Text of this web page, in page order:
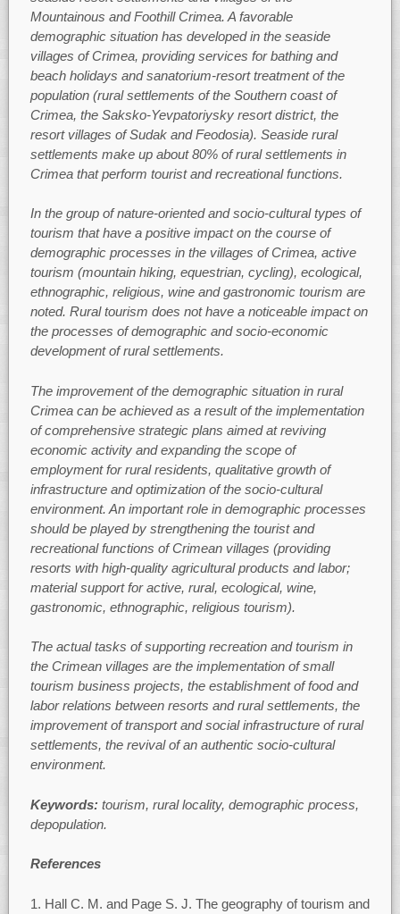
Mountainous and Foothill Crimea. A favorable
demographic situation has developed in the seaside
villages of Crimea, providing services for bathing and
beach holidays and sanatorium-resort treatment of the
population (rural settlements of the Southern coast of
Crimea, the Saksko-Yevpatoriysky resort district, the
resort villages of Sudak and Feodosia). Seaside rural
settlements make up about 80% of rural settlements in
Crimea that perform tourist and recreational functions.
In the group of nature-oriented and socio-cultural types of
tourism that have a positive impact on the course of
demographic processes in the villages of Crimea, active
tourism (mountain hiking, equestrian, cycling), ecological,
ethnographic, religious, wine and gastronomic tourism are
noted. Rural tourism does not have a noticeable impact on
the processes of demographic and socio-economic
development of rural settlements.
The improvement of the demographic situation in rural
Crimea can be achieved as a result of the implementation
of comprehensive strategic plans aimed at reviving
economic activity and expanding the scope of
employment for rural residents, qualitative growth of
infrastructure and optimization of the socio-cultural
environment. An important role in demographic processes
should be played by strengthening the tourist and
recreational functions of Crimean villages (providing
resorts with high-quality agricultural products and labor;
material support for active, rural, ecological, wine,
gastronomic, ethnographic, religious tourism).
The actual tasks of supporting recreation and tourism in
the Crimean villages are the implementation of small
tourism business projects, the establishment of food and
labor relations between resorts and rural settlements, the
improvement of transport and social infrastructure of rural
settlements, the revival of an authentic socio-cultural
environment.
Keywords: tourism, rural locality, demographic process,
depopulation.
References
Hall C. M. and Page S. J. The geography of tourism and